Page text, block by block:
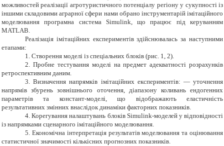
можливостей реалізації агротуристичного потенціалу регіону у сукупності із
іншими складовими аграрної сфери нами обрано інструментарій імітаційного
моделювання програмна система Simulink, що працює під керуванням
МАТLАВ.
Реалізація імітаційних експериментів здійснювалась за наступними
етапами:
1. Створення моделі із спеціальних блоків (рис. 1, 2).
2. Пробне тестування моделі на предмет адекватності розрахунків
ретроспективним даним.
3. Визначення напрямків імітаційних експериментів: — уточнення
напрямів збурень зовнішнього оточення, діапазону коливань ендогенних
параметрів та констант-моделі, що відображають еластичність
результативних змінних внаслідок динаміки факторних показників.
4. Корегування налаштувань блоків Simulink-моделей у відповідності
із напрямками сценарного імітаційного моделювання.
5. Економічна інтерпретація результатів моделювання та оцінювання
статистичної значимості кількісних прогнозних показників.